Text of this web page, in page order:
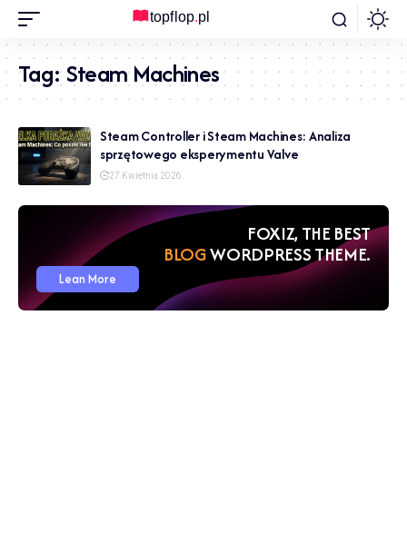
Tag:Steam Machines
Steam Controller i Steam Machines: Analiza
sprzętowego eksperymentu Valve
27 Kwietnia 2026
FOXIZ, THE BEST
NEWSWORDPRESS THEME.
Lean More